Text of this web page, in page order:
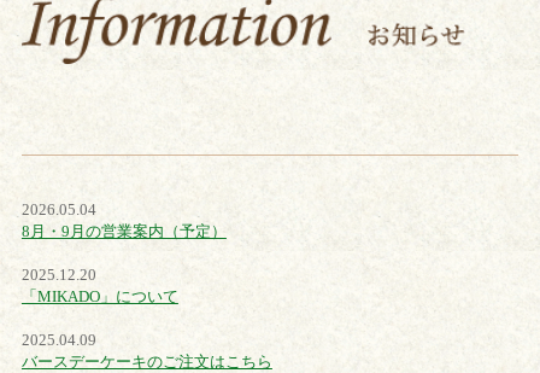
2026.05.04
8月・9月の営業案内（予定）
2025.12.20
「MIKADO」について
2025.04.09
バースデーケーキのご注文はこちら